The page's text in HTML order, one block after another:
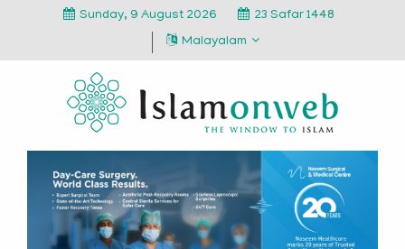
Sunday, 9 August 2026
23 Safar 1448
Malayalam